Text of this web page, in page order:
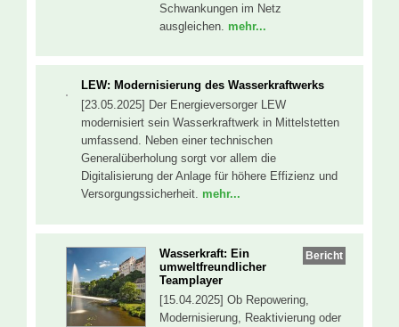
Schwankungen im Netz
ausgleichen. mehr...
LEW: Modernisierung des Wasserkraftwerks
[23.05.2025] Der Energieversorger LEW
modernisiert sein Wasserkraftwerk in Mittelstetten
umfassend. Neben einer technischen
Generalüberholung sorgt vor allem die
Digitalisierung der Anlage für höhere Effizienz und
Versorgungssicherheit. mehr...
Bericht
Wasserkraft: Ein
umweltfreundlicher
Teamplayer
[15.04.2025] Ob Repowering,
Modernisierung, Reaktivierung oder